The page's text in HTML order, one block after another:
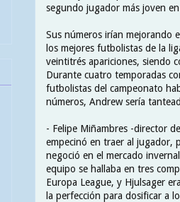
segundo jugador más joven
Sus números irían mejorando
los mejores futbolistas de la
veintitrés apariciones, siendo
Durante cuatro temporadas
futbolistas del campeonato
números, Andrew sería
- Felipe Miñambres -director
empecinó en traer al jugador,
negoció en el mercado
equipo se hallaba en tres
Europa League, y Hjulsager
la perfección para dosificar a